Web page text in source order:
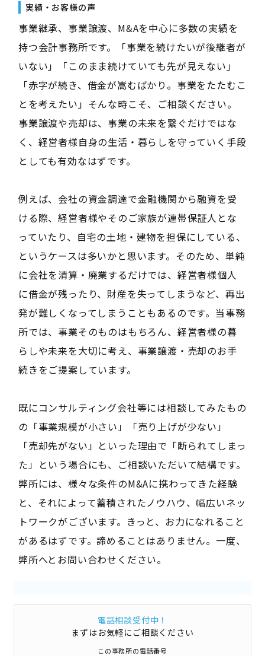
実績・お客様の声
事業継承、事業譲渡、M&Aを中心に多数の実績を
持つ会計事務所です。「事業を続けたいが後継者が
いない」「このまま続けていても先が見えない」
「赤字が続き、借金が嵩むばかり。事業をたたむこ
とを考えたい」そんな時こそ、ご相談ください。
事業譲渡や売却は、事業の未来を繋ぐだけではな
く、経営者様自身の生活・暮らしを守っていく手段
としても有効なはずです。
例えば、会社の資金調達で金融機関から融資を受
ける際、経営者様やそのご家族が連帯保証人とな
っていたり、自宅の土地・建物を担保にしている、
というケースは多いかと思います。そのため、単純
に会社を清算・廃業するだけでは、経営者様個人
に借金が残ったり、財産を失ってしまうなど、再出
発が難しくなってしまうこともあるのです。当事務
所では、事業そのものはもちろん、経営者様の暮
らしや未来を大切に考え、事業譲渡・売却のお手
続きをご提案しています。
既にコンサルティング会社等には相談してみたもの
の「事業規模が小さい」「売り上げが少ない」
「売却先がない」といった理由で「断られてしまっ
た」という場合にも、ご相談いただいて結構です。
弊所には、様々な条件のM&Aに携わってきた経験
と、それによって蓄積されたノウハウ、幅広いネッ
トワークがございます。きっと、お力になれること
があるはずです。諦めることはありません。一度、
弊所へとお問い合わせください。
電話相談受付中！
まずはお気軽にご相談ください
この事務所の電話番号